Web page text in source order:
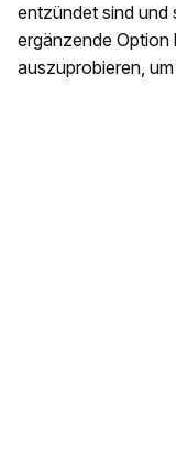
entzündet sind und
ergänzende Option
auszuprobieren,